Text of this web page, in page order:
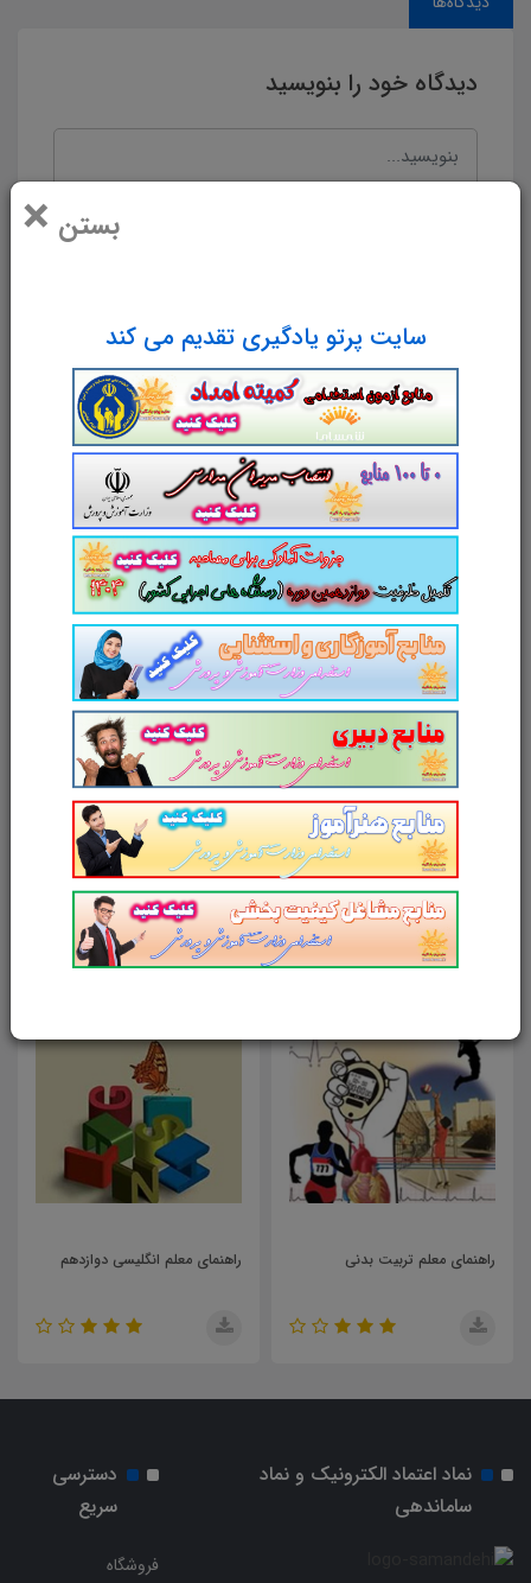
بستن ×
سایت پرتو یادگیری تقدیم می کند
دیدگاه خود را بنویسید
نام و نام خانوادگی
پست الکترونیک
آدرس وب‌سایت
امتیاز شما به محصول
ارسال دیدگاه انصراف
محصولات مرتبط
راهنمای معلم انگلیسی دوازدهم
راهنمای معلم انسان و
نماد اعتماد الکترونیک و نماد
ساماندهی
دسترسی
سریع
فروشگاه